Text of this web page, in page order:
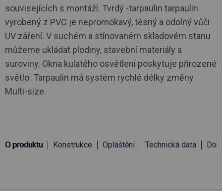
souvisejících s montáží. Tvrdý -tarpaulin tarpaulin
vyrobený z PVC je nepromokavý, těsný a odolný vůči
UV záření. V suchém a stínovaném skladovém stanu
můžeme ukládat plodiny, stavební materiály a
suroviny. Okna kulatého osvětlení poskytuje přirozené
světlo. Tarpaulin má systém rychlé délky změny
Multi-size.
O produktu Konstrukce Opláštění Technická data